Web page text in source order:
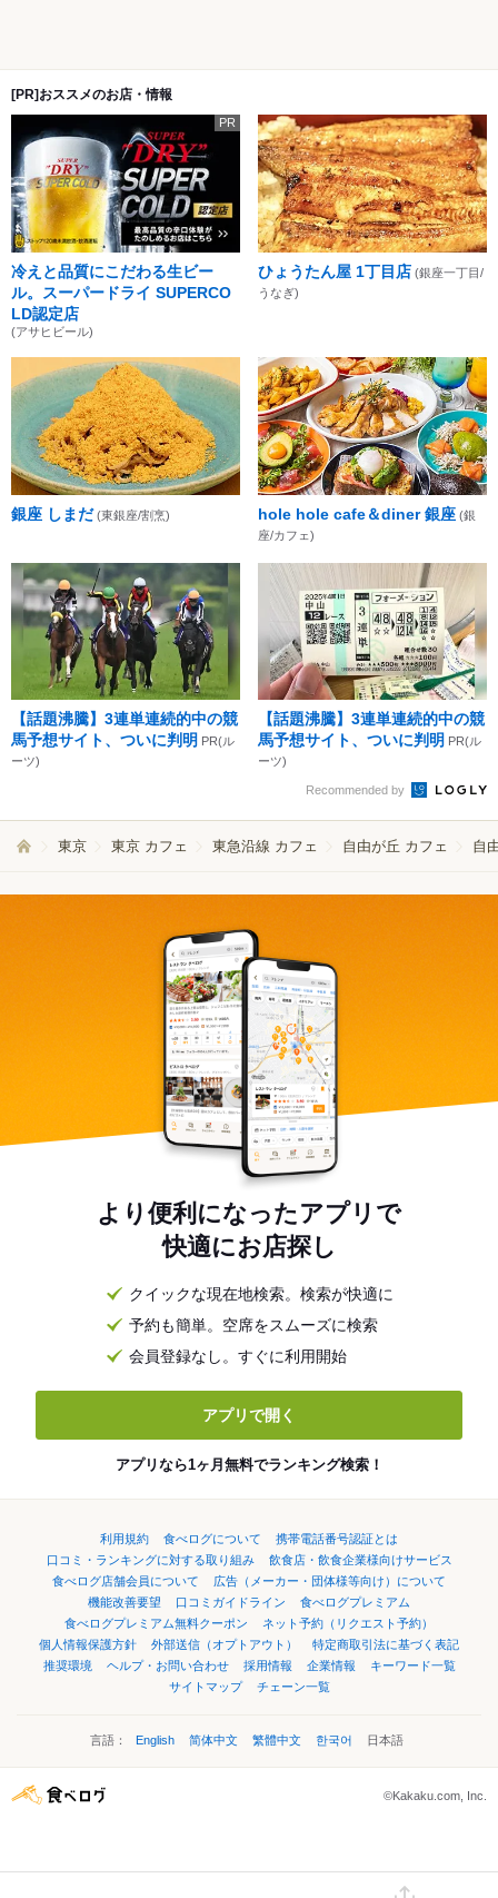
[PR]おススメのお店・情報
PR
冷えと品質にこだわる生ビー
ル。スーパードライ SUPERCO
LD認定店
(アサヒビール)
ひょうたん屋 1丁目店 (銀座一丁目/
うなぎ)
銀座 しまだ (東銀座/割烹) hole hole cafe＆diner 銀座 (銀
座/カフェ)
【話題沸騰】3連単連続的中の競
馬予想サイト、ついに判明 PR(ル
ーツ)
【話題沸騰】3連単連続的中の競
馬予想サイト、ついに判明 PR(ル
ーツ)
Recommended by
東京 東京 カフェ 東急沿線 カフェ 自由が丘 カフェ 自
より便利になったアプリで
快適にお店探し
クイックな現在地検索。検索が快適に
予約も簡単。空席をスムーズに検索
会員登録なし。すぐに利用開始
アプリで開く
アプリなら1ヶ月無料でランキング検索！
利用規約 食べログについて
携帯電話番号認証とは
口コミ・ランキングに対する取り組み
飲食店・飲食企業様向けサービス
食べログ店舗会員について
広告（メーカー・団体様等向け）について
機能改善要望
口コミガイドライン
食べログプレミアム
食べログプレミアム無料クーポン
ネット予約（リクエスト予約）
個人情報保護方針
外部送信（オプトアウト）
特定商取引法に基づく表記
推奨環境
ヘルプ・お問い合わせ 採用情報 企業情報
キーワード一覧
サイトマップ
チェーン一覧
言語： English 简体中文 繁體中文 한국어 日本語
©Kakaku.com, Inc.